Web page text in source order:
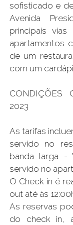
sofisticado e
Avenida
principais
apartamentos
de um
com um
CONDIÇÕES
2023
As tarifas
servido no
banda larga -
servido no
O Check in é
out até às
As reservas
do check in,